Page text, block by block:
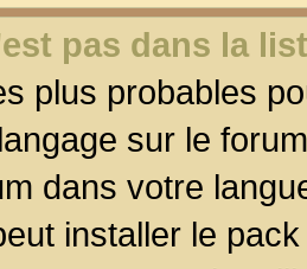
pas dans la
plus probables
sur le
dans votre
installer le